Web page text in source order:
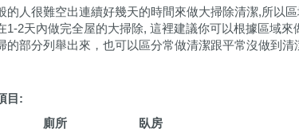
的人很難空出連續好幾天的時間來做大掃除清潔,所以
1-2天內做完全屋的大掃除, 這裡建議你可以根據區域
的部分列舉出來，也可以區分常做清潔跟平常沒做到
目:
廁所
臥房